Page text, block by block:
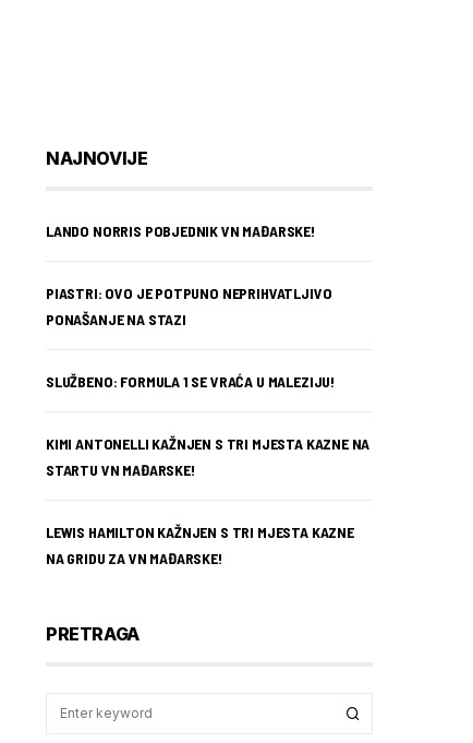
NAJNOVIJE
LANDO NORRIS POBJEDNIK VN MAĐARSKE!
PIASTRI: OVO JE POTPUNO NEPRIHVATLJIVO
PONAŠANJE NA STAZI
SLUŽBENO: FORMULA 1 SE VRAĆA U MALEZIJU!
KIMI ANTONELLI KAŽNJEN S TRI MJESTA KAZNE NA
STARTU VN MAĐARSKE!
LEWIS HAMILTON KAŽNJEN S TRI MJESTA KAZNE
NA GRIDU ZA VN MAĐARSKE!
PRETRAGA